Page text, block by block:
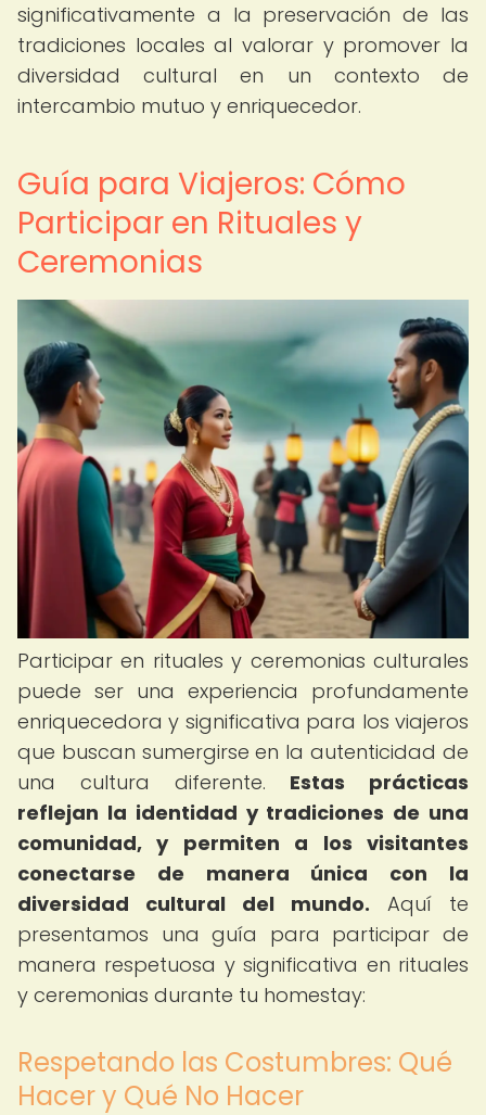
significativamente a la preservación de las
tradiciones locales al valorar y promover la
diversidad cultural en un contexto de
intercambio mutuo y enriquecedor.
Guía para Viajeros: Cómo
Participar en Rituales y
Ceremonias
Participar en rituales y ceremonias culturales
puede ser una experiencia profundamente
enriquecedora y significativa para los viajeros
que buscan sumergirse en la autenticidad de
una cultura diferente. Estas prácticas
reflejan la identidad y tradiciones de una
comunidad, y permiten a los visitantes
conectarse de manera única con la
diversidad cultural del mundo. Aquí te
presentamos una guía para participar de
manera respetuosa y significativa en rituales
y ceremonias durante tu homestay:
Respetando las Costumbres: Qué
Hacer y Qué No Hacer